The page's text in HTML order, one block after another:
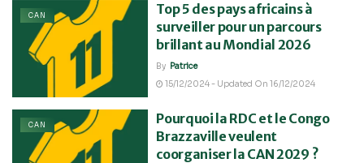
CAN
Top 5 des pays africains à
surveiller pour un parcours
brillant au Mondial 2026
By Patrice
15/12/2024 - Updated On 16/12/2024
CAN
Pourquoi la RDC et le Congo
Brazzaville veulent
coorganiser la CAN 2029 ?